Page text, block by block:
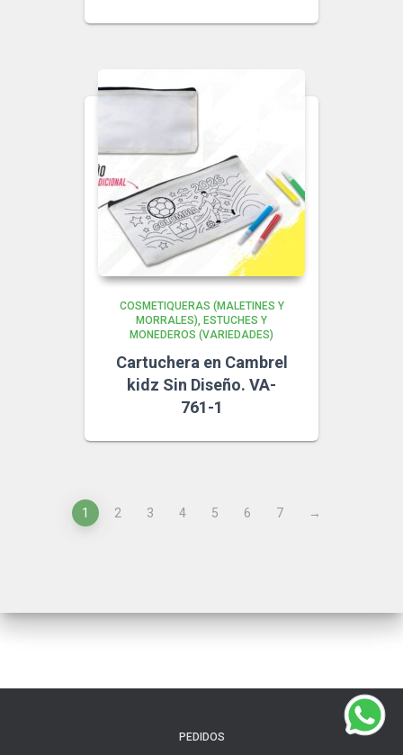
COSMETIQUERAS (MALETINES Y
MORRALES)
ESTUCHES Y
MONEDEROS (VARIEDADES)
Cartuchera en Cambrel
kidz Sin Diseño. VA-
761-1
1 2 3 4 5 6 7 →
PEDIDOS